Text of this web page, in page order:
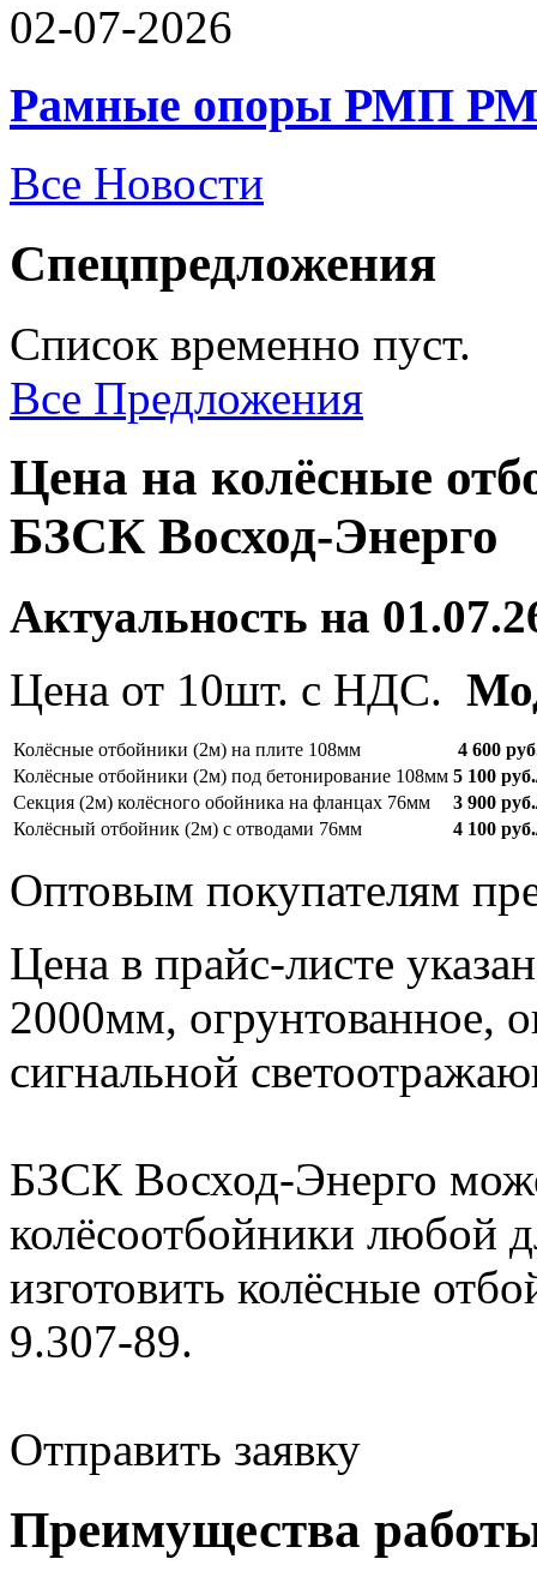
02-07-2026
Рамные опоры РМП
Все Новости
Спецпредложения
Список временно пуст.
Все Предложения
Цена на колёсные
БЗСК Восход-Энерго
Актуальность на
Цена от 10шт. с НДС.
Колёсные отбойники (2м) на плите 108мм
4 600
Колёсные отбойники (2м) под бетонирование 108мм 5 100
Секция (2м) колёсного обойника на фланцах 76мм
3 900
Колёсный отбойник (2м) с отводами 76мм
4 100
Оптовым покупателям
Цена в прайс-листе
2000мм, огрунтованное,
сигнальной
БЗСК Восход-Энерго
колёсоотбойники любой
изготовить колёсные
9.307-89.
Отправить заявку
Преимущества